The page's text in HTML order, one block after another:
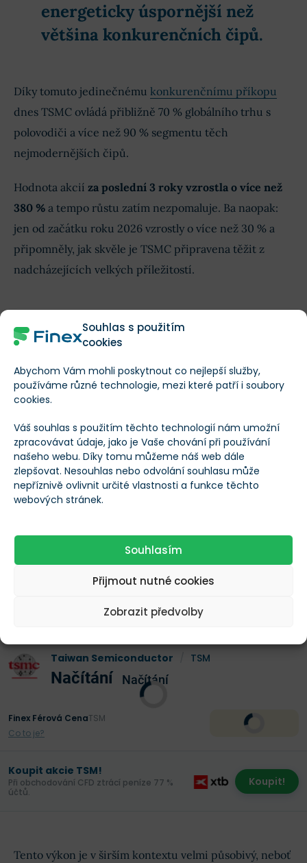
Souhlas s použitím
cookies
Abychom Vám mohli poskytnout co nejlepší služby,
používáme různé technologie, mezi které patří i soubory
cookies.
Váš souhlas s použitím těchto technologií nám umožní
zpracovávat údaje, jako je Vaše chování při používání
našeho webu. Díky tomu můžeme náš web dále
zlepšovat. Nesouhlas nebo odvolání souhlasu může
nepříznivě ovlivnit určité vlastnosti a funkce těchto
webových stránek.
Souhlasím
Přijmout nutné cookies
Zobrazit předvolby
energeticky úspornější než
většina konkurenčních čipů.
Díky tomuto jedinečnému konkurenčnímu příkopu
dnes TSMC ovládá přibližně 70 % globálního trhu s
polovodiči a více než 90 % segmentu těch
nejmodernějších čipů.
Hodnota akcií za poslední 3 roky vzrostla o více než
380 % a tempo růstu zatím nezpomaluje. Ba naopak:
jen od začátku roku 2026 vzrostly o více než 30 % a
připomněly, jak skvěle je TSMC připravena těžit z
nadcházejících velkých příležitostí.
Mimořádně silný kvartál
Kvartální výsledky za 1. čtvrtletí fiskálního roku 2026
(zveřejněné 15. dubna) byly přinejmenším působivé.
Tržby meziročně
miliardy USD, a mírně tak překonaly očekávání
analytiků.
Upravený zisk na akcii meziročně
vzrostl o
rekordních 63 %na 3,50 USD. Očekávanou hodnotu
Vývoj ceny akcií TSM od začátku roku 2026
Taiwan Semiconductor TSM
Načítání Načítání
Finex Férová CenaTSM
Co to je?
Koupit akcie TSM!
Při obchodování CFD ztrácí peníze 77 %
účtů.
Koupit!
Tento výkon je v širším kontextu velmi působivý, neboť